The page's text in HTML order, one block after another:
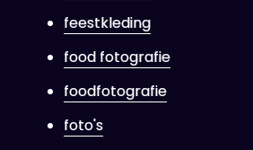
feestkleding
food fotografie
foodfotografie
foto's